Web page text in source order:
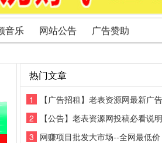
音乐 网站公告 广告赞助
热门文章
1
【广告招租】老表资源网最新广
2
【公告】老表资源网投稿必看说明
3 网赚项目批发大市场--全网最低价